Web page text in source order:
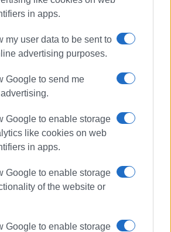
in apps.
my user data to be sent to
advertising purposes.
Google to send me
Google to enable storage
like cookies on web
in apps.
Google to enable storage
of the website or
Google to enable storage